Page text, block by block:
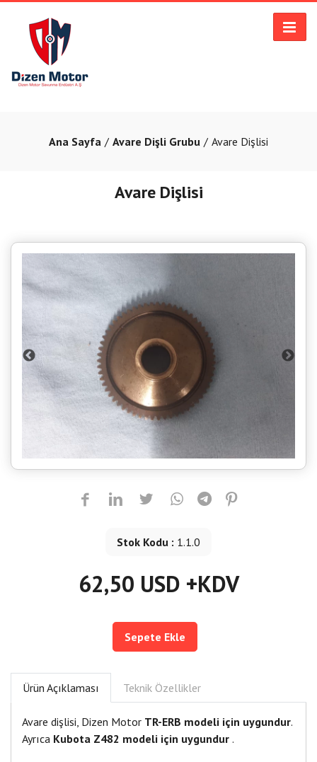
Ana Sayfa Avare Dişli Grubu Avare Dişlisi
Avare Dişlisi
Stok Kodu : 1.1.0
62,50 USD +KDV
Sepete Ekle
Ürün Açıklaması Teknik Özellikler
Avare dişlisi, Dizen Motor TR-ERB modeli için uygundur.
Ayrıca Kubota Z482 modeli için uygundur .